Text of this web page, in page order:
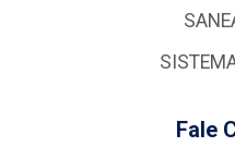
Fale